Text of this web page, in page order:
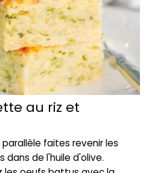
au riz et
faites revenir les
de l'huile d'olive.